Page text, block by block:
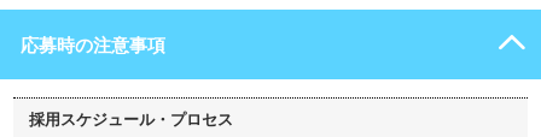
応募時の注意事項
採用スケジュール・プロセス